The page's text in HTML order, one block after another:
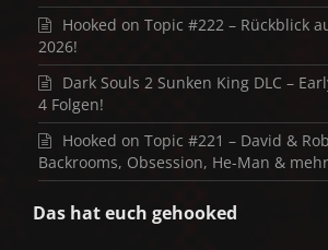
Hooked on Topic #222 – Rückblick
2026!
Dark Souls 2 Sunken King DLC –
4 Folgen!
Hooked on Topic #221 – David &
Backrooms, Obsession, He-Man &
Das hat euch gehooked